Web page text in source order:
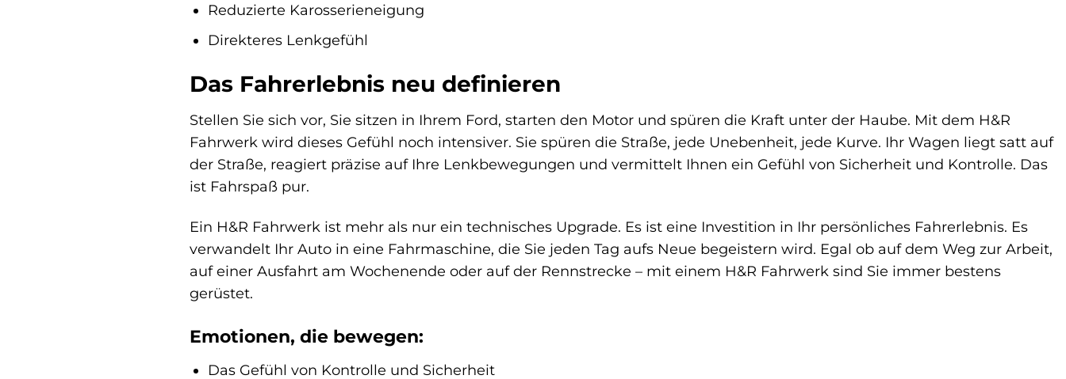
Reduzierte Karosserieneigung
Direkteres Lenkgefühl
Das Fahrerlebnis neu definieren
Stellen Sie sich vor, Sie sitzen in Ihrem Ford, starten den Motor und spüren die Kraft unter der Haube. Mit dem H&R
Fahrwerk wird dieses Gefühl noch intensiver. Sie spüren die Straße, jede Unebenheit, jede Kurve. Ihr Wagen liegt satt auf
der Straße, reagiert präzise auf Ihre Lenkbewegungen und vermittelt Ihnen ein Gefühl von Sicherheit und Kontrolle. Das
ist Fahrspaß pur.
Ein H&R Fahrwerk ist mehr als nur ein technisches Upgrade. Es ist eine Investition in Ihr persönliches Fahrerlebnis. Es
verwandelt Ihr Auto in eine Fahrmaschine, die Sie jeden Tag aufs Neue begeistern wird. Egal ob auf dem Weg zur Arbeit,
auf einer Ausfahrt am Wochenende oder auf der Rennstrecke – mit einem H&R Fahrwerk sind Sie immer bestens
gerüstet.
Emotionen, die bewegen:
Das Gefühl von Kontrolle und Sicherheit